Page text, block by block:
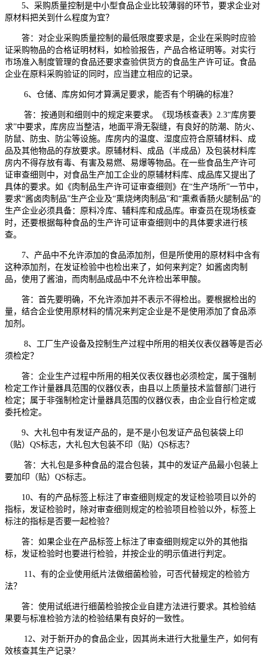
5、采购质量控制是中小型食品企业比较薄弱的环节，要求企业对
原材料把关到什么程度为宜？
答：对企业采购质量控制的最低限度要求是，企业在采购时应验
证采购物品的合格证明材料，如检验报告，产品合格证明等。对实行
市场准入制度管理的食品还要求查验供货方的食品生产许可证。食品
企业在原料采购验证的同时，应当建立相应的记录。
6、仓储、库房如何才算满足要求，能否有个明确的标准？
答：按通则和细则中的规定来要求。《现场核查表》2.3“库房要
求”中要求，库房应当整洁，地面平滑无裂缝，有良好的防潮、防火、
防鼠、防虫、防尘等设施。库房内的温度、湿度应符合原辅材料、成
品及其他物品的存放要求。原辅材料、成品（半成品）及包装材料库
房内不得存放有毒、有害及易燃、易爆等物品。在一些食品生产许可
证审查细则中，对食品生产加工企业的原辅材料库、成品库又提出了
具体的要求。如《肉制品生产许可证审查细则》在“生产场所”一节中，
要求“酱卤肉制品”生产企业及“熏烧烤肉制品”和“熏煮香肠火腿制品”的
生产企业必须具备：原料冷库、辅料库和成品库。审查员在现场核查
时，还要根据每种食品的生产许可证审查细则中的具体要求进行核
查。
7、产品中不允许添加的食品添加剂，但是所使用的原材料中含有
这种添加剂，在发证检验中也检出来了，如何来判定？如酱卤肉制
品，使用了酱油，而肉制品成品中不允许检出苯甲酸。
答：首先要明确，不允许添加并不表示不得检出。要根据检出的
量，结合企业使用原材料的情况来判定企业是不是使用添加了食品添
加剂。
8、工厂生产设备及控制生产过程中所用的相关仪表仪器等是否必
须检定？
答：企业生产过程中所用的相关仪表仪器也必须检定，属于强制
检定工作计量器具范围的仪器仪表，由县以上质量技术监督部门进行
检定；属于非强制检定计量器具范围的仪器仪表，由企业自行检定或
委托检定。
9、大礼包中有发证产品的，是不是小包发证产品包装袋上印
（贴）QS标志，大礼包大包装不印（贴）QS标志？
答：大礼包是多种食品的混合包装，其中的发证产品最小包装上
要加印（贴）QS标志。
10、有的产品标签上标注了审查细则规定的发证检验项目以外的
指标，发证检验时，除对审查细则规定的检验项目检验以外，标签上
标注的指标是否要一起检验？
答：如果企业在产品标签上标注了审查细则规定以外的其他指
标，发证检验时也要进行检验，并按企业的明示值进行判定。
11、有的企业使用纸片法做细菌检验，可否代替规定的检验方
法？
答：使用试纸进行细菌检验按企业自建方法进行要求。其检验结
果要与标准检验方法的检验结果有良好的一致性。
12、对于新开办的食品企业，因其尚未进行大批量生产，如何有
效核查其生产记录?